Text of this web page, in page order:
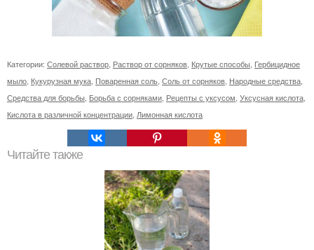
Категории: Солевой раствор Раствор от сорняков Крутые способы Гербицидное
мыло Кукурузная мука Поваренная соль Соль от сорняков Народные средства
Средства для борьбы Борьба с сорняками Рецепты с уксусом Уксусная кислота
Кислота в различной концентрации Лимонная кислота
Читайте также